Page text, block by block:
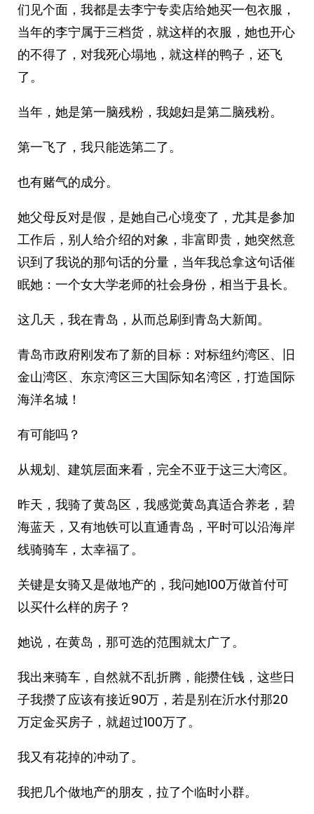
们见个面，我都是去李宁专卖店给她买一包衣服，
当年的李宁属于三档货，就这样的衣服，她也开心
的不得了，对我死心塌地，就这样的鸭子，还飞
了。
当年，她是第一脑残粉，我媳妇是第二脑残粉。
第一飞了，我只能选第二了。
也有赌气的成分。
她父母反对是假，是她自己心境变了，尤其是参加
工作后，别人给介绍的对象，非富即贵，她突然意
识到了我说的那句话的分量，当年我总拿这句话催
眠她：一个女大学老师的社会身份，相当于县长。
这几天，我在青岛，从而总刷到青岛大新闻。
青岛市政府刚发布了新的目标：对标纽约湾区、旧
金山湾区、东京湾区三大国际知名湾区，打造国际
海洋名城！
有可能吗？
从规划、建筑层面来看，完全不亚于这三大湾区。
昨天，我骑了黄岛区，我感觉黄岛真适合养老，碧
海蓝天，又有地铁可以直通青岛，平时可以沿海岸
线骑骑车，太幸福了。
关键是女骑又是做地产的，我问她100万做首付可
以买什么样的房子？
她说，在黄岛，那可选的范围就太广了。
我出来骑车，自然就不乱折腾，能攒住钱，这些日
子我攒了应该有接近90万，若是别在沂水付那20
万定金买房子，就超过100万了。
我又有花掉的冲动了。
我把几个做地产的朋友，拉了个临时小群。